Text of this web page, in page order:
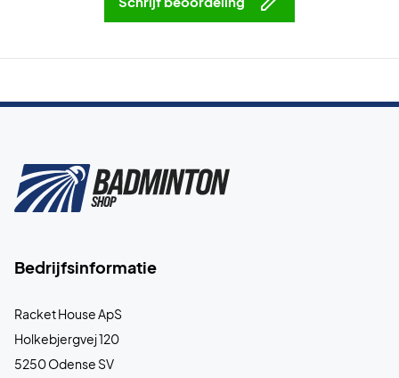
Bedrijfsinformatie
Racket House ApS
Holkebjergvej 120
5250 Odense SV